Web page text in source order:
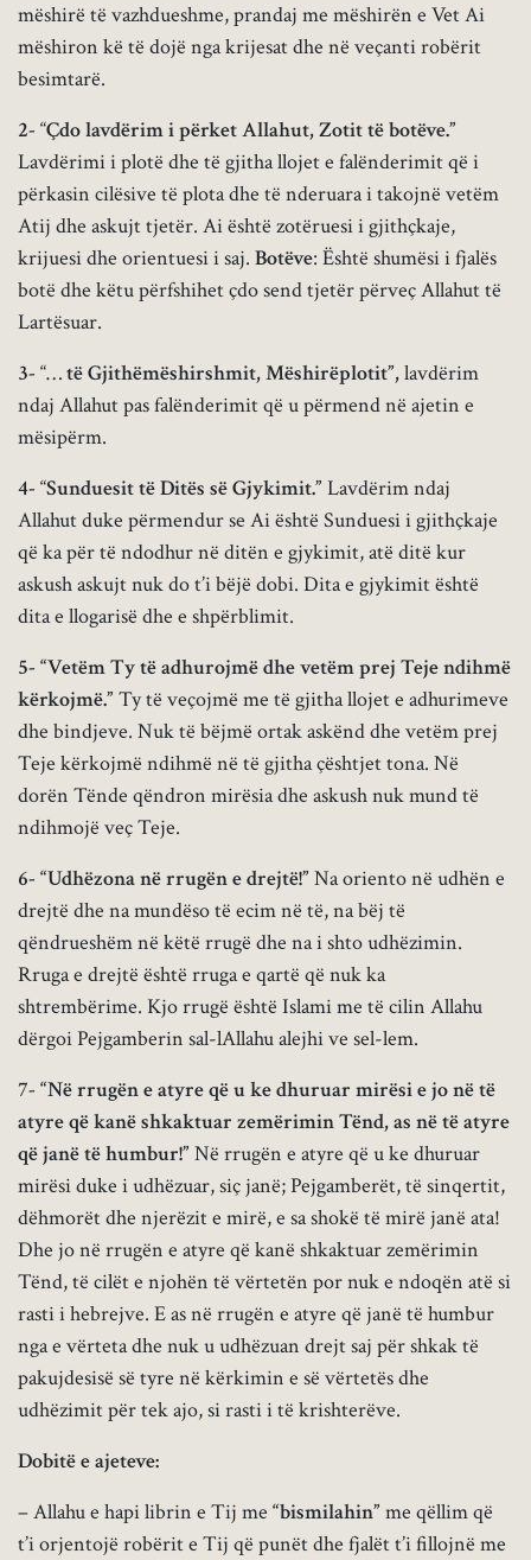
mëshirë të vazhdueshme, prandaj me mëshirën e Vet Ai
mëshiron kë të dojë nga krijesat dhe në veçanti robërit
besimtarë.
2- “Çdo lavdërim i përket Allahut, Zotit të botëve.”
Lavdërimi i plotë dhe të gjitha llojet e falënderimit që i
përkasin cilësive të plota dhe të nderuara i takojnë vetëm
Atij dhe askujt tjetër. Ai është zotëruesi i gjithçkaje,
krijuesi dhe orientuesi i saj. Botëve: Është shumësi i fjalës
botë dhe këtu përfshihet çdo send tjetër përveç Allahut të
Lartësuar.
3- “…të Gjithëmëshirshmit, Mëshirëplotit”,lavdërim
ndaj Allahut pas falënderimit që u përmend në ajetin e
mësipërm.
4- “Sunduesit të Ditës së Gjykimit.” Lavdërim ndaj
Allahut duke përmendur se Ai është Sunduesi i gjithçkaje
që ka për të ndodhur në ditën e gjykimit, atë ditë kur
askush askujt nuk do t’i bëjë dobi. Dita e gjykimit është
dita e llogarisë dhe e shpërblimit.
5- “Vetëm Ty të adhurojmë dhe vetëm prej Teje ndihmë
kërkojmë.” Ty të veçojmë me të gjitha llojet e adhurimeve
dhe bindjeve. Nuk të bëjmë ortak askënd dhe vetëm prej
Teje kërkojmë ndihmë në të gjitha çështjet tona. Në
dorën Tënde qëndron mirësia dhe askush nuk mund të
ndihmojë veç Teje.
6- “Udhëzona në rrugën e drejtë!” Na oriento në udhën e
drejtë dhe na mundëso të ecim në të, na bëj të
qëndrueshëm në këtë rrugë dhe na i shto udhëzimin.
Rruga e drejtë është rruga e qartë që nuk ka
shtrembërime. Kjo rrugë është Islami me të cilin Allahu
dërgoi Pejgamberin sal-lAllahu alejhi ve sel-lem.
7- “Në rrugën e atyre që u ke dhuruar mirësi e jo në të
atyre që kanë shkaktuar zemërimin Tënd,as në të atyre
që janë të humbur!” Në rrugën e atyre që u ke dhuruar
mirësi duke i udhëzuar, siç janë; Pejgamberët, të sinqertit,
dëhmorët dhe njerëzit e mirë, e sa shokë të mirë janë ata!
Dhe jo në rrugën e atyre që kanë shkaktuar zemërimin
Tënd, të cilët e njohën të vërtetën por nuk e ndoqën atë si
rasti i hebrejve. E as në rrugën e atyre që janë të humbur
nga e vërteta dhe nuk u udhëzuan drejt saj për shkak të
pakujdesisë së tyre në kërkimin e së vërtetës dhe
udhëzimit për tek ajo, si rasti i të krishterëve.
Dobitë e ajeteve:
– Allahu e hapi librin e Tij me “bismilahin” me qëllim që
t’i orjentojë robërit e Tij që punët dhe fjalët t’i fillojnë me